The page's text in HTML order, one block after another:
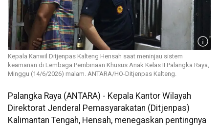
Kepala Kanwil Ditjenpas Kalteng Hensah saat meninjau sistem
keamanan di Lembaga Pembinaan Khusus Anak Kelas II Palangka Raya,
Minggu (14/6/2026) malam. ANTARA/HO-Ditjenpas Kalteng.
Palangka Raya (ANTARA) - Kepala Kantor Wilayah
Direktorat Jenderal Pemasyarakatan (Ditjenpas)
Kalimantan Tengah, Hensah, menegaskan pentingnya